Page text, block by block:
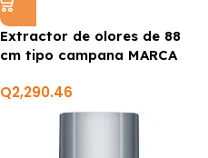
Extractor de olores de 88
cm tipo campana MARCA
Q2,290.46